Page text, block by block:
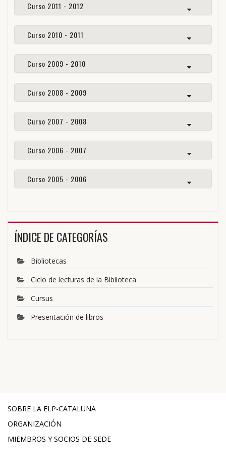
Curso 2011 - 2012
Curso 2010 - 2011
Curso 2009 - 2010
Curso 2008 - 2009
Curso 2007 - 2008
Curso 2006 - 2007
Curso 2005 - 2006
ÍNDICE DE CATEGORÍAS
Bibliotecas
Ciclo de lecturas de la Biblioteca
Cursus
Presentación de libros
SOBRE LA ELP-CATALUÑA
ORGANIZACIÓN
MIEMBROS Y SOCIOS DE SEDE